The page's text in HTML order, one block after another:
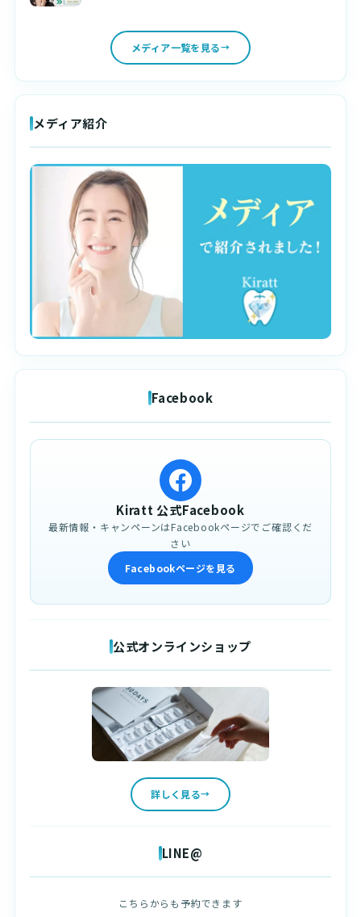
メディア一覧を見る
メディア紹介
Facebook
Kiratt 公式Facebook
最新情報・キャンペーンはFacebookページでご確認くだ
さい
Facebookページを見る
公式オンラインショップ
詳しく見る
LINE@
こちらからも予約できます